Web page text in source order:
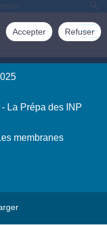
Accepter Refuser
La Prépa des INP
membranes